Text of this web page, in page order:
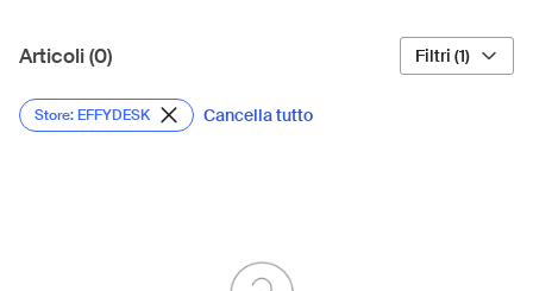
Articoli (0) Filtri (1)
Store: EFFYDESK Cancella tutto